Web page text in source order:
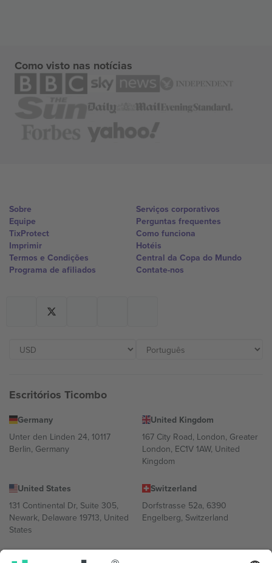
Como visto nas notícias
Sobre
Equipe
TixProtect
Imprimir
Termos e Condições
Programa de afiliados
Serviços corporativos
Perguntas frequentes
Como funciona
Hotéis
Central da Copa do Mundo
Contate-nos
Escritórios Ticombo
Germany
Unter den Linden 24, 10117
Berlin, Germany
United Kingdom
167 City Road, London, Greater
London, EC1V 1AW, United
Kingdom
United States
131 Continental Dr, Suite 305,
Newark, Delaware 19713, United
States
Switzerland
Dorfstrasse 52a, 6390
Engelberg, Switzerland
Bulgaria